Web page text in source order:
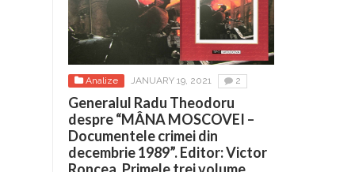
Analize JANUARY 19, 2021 2
Generalul Radu Theodoru
despre “MÂNA MOSCOVEI –
Documentele crimei din
decembrie 1989”. Editor: Victor